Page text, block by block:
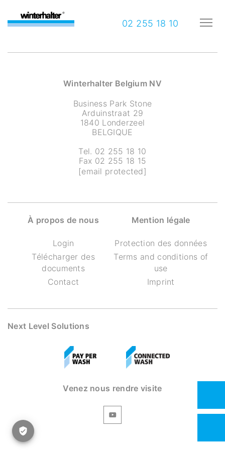
02 255 18 10
Winterhalter Belgium NV
Business Park Stone
Arduinstraat 29
1840 Londerzeel
BELGIQUE
Tel. 02 255 18 10
Fax 02 255 18 15
[email protected]
À propos de nous
Login
Télécharger des
documents
Contact
Mention légale
Protection des données
Terms and conditions of
use
Imprint
Next Level Solutions
Venez nous rendre visite